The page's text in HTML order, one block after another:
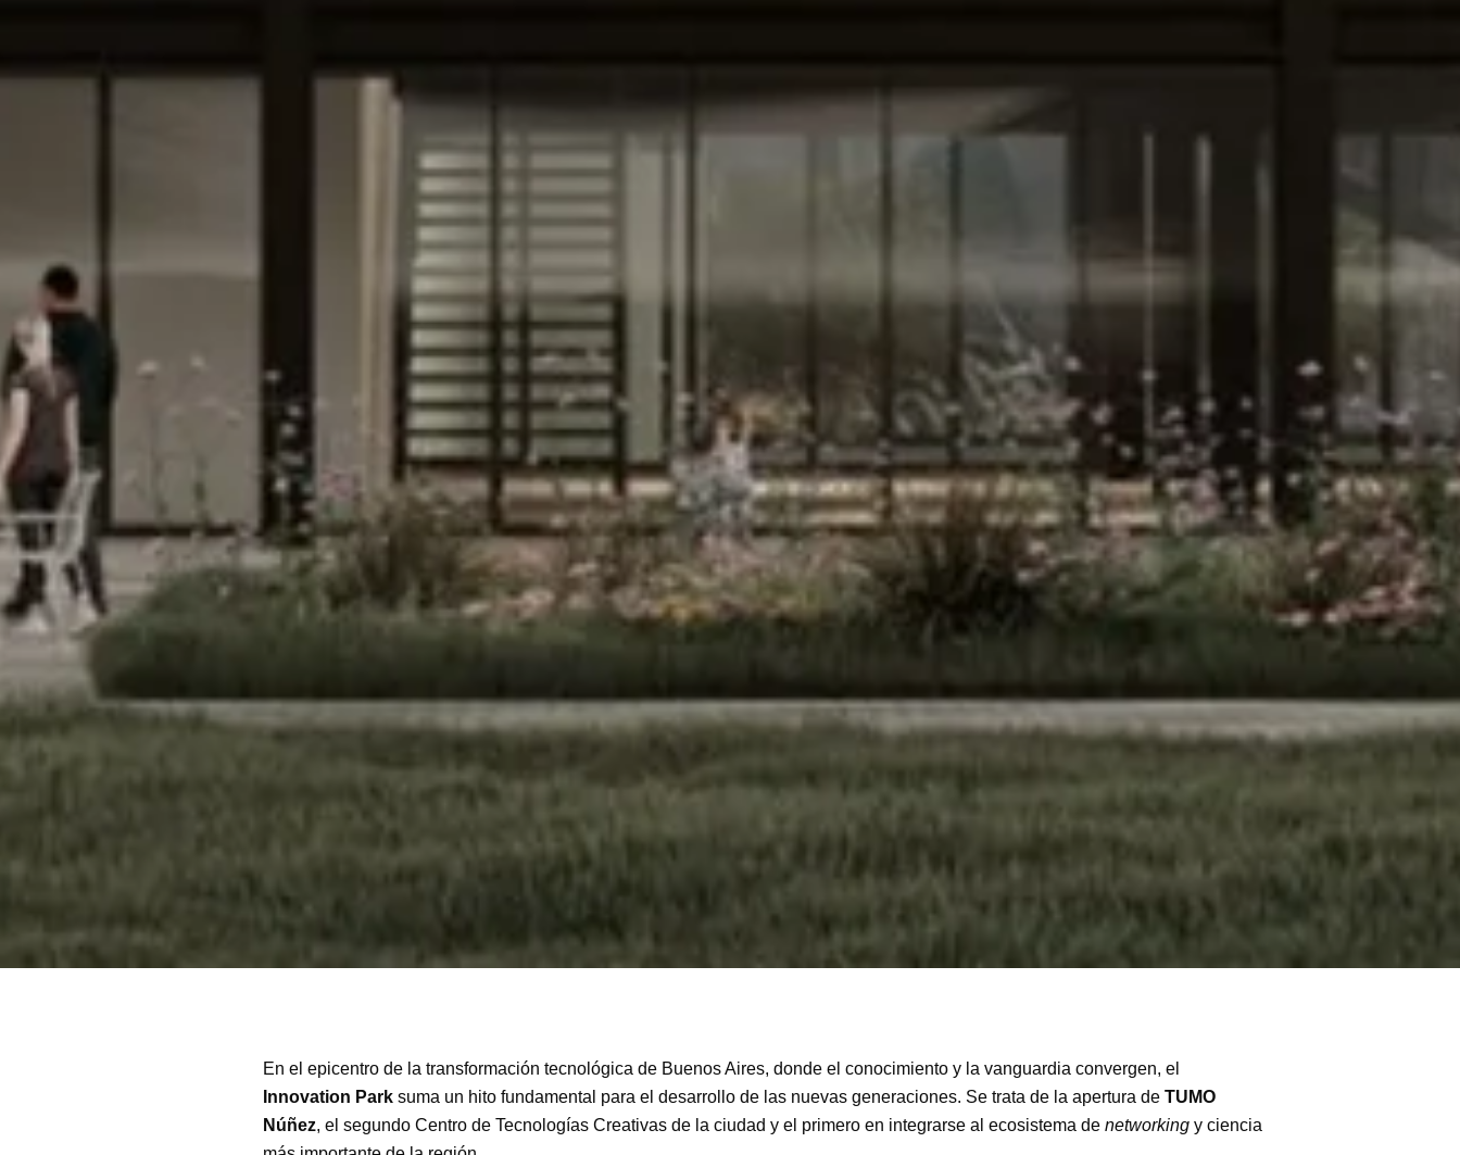
En el epicentro de la transformación tecnológica de Buenos Aires, donde el conocimiento y la vanguardia convergen, el
Innovation Park suma un hito fundamental para el desarrollo de las nuevas generaciones. Se trata de la apertura de TUMO
Núñez, el segundo Centro de Tecnologías Creativas de la ciudad y el primero en integrarse al ecosistema de networking y ciencia